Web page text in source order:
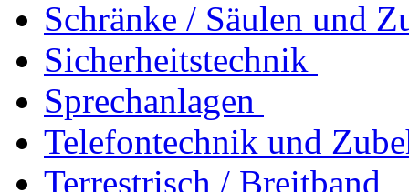
Schränke / Säulen und
Sicherheitstechnik
Sprechanlagen
Telefontechnik und
Terrestrisch / Breitband